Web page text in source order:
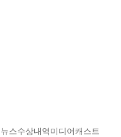
뉴스수상내역미디어캐스트